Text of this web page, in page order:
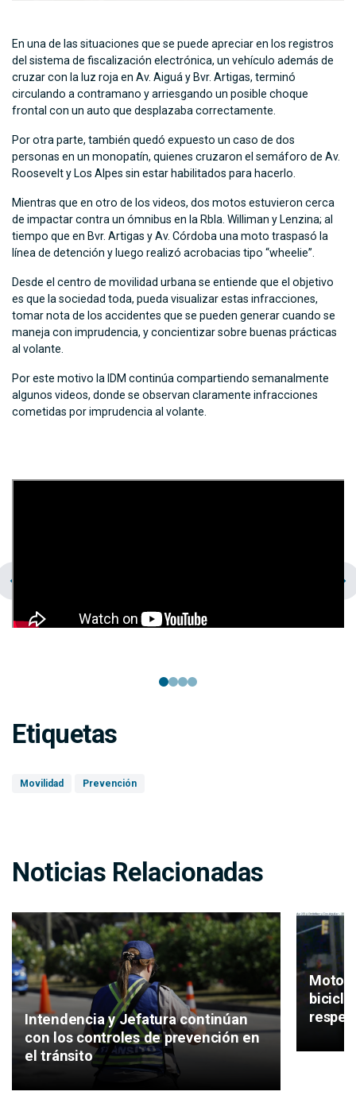
En una de las situaciones que se puede apreciar en los registros
del sistema de fiscalización electrónica, un vehículo además de
cruzar con la luz roja en Av. Aiguá y Bvr. Artigas, terminó
circulando a contramano y arriesgando un posible choque
frontal con un auto que desplazaba correctamente.
Por otra parte, también quedó expuesto un caso de dos
personas en un monopatín, quienes cruzaron el semáforo de Av.
Roosevelt y Los Alpes sin estar habilitados para hacerlo.
Mientras que en otro de los videos, dos motos estuvieron cerca
de impactar contra un ómnibus en la Rbla. Williman y Lenzina; al
tiempo que en Bvr. Artigas y Av. Córdoba una moto traspasó la
línea de detención y luego realizó acrobacias tipo “wheelie”.
Desde el centro de movilidad urbana se entiende que el objetivo
es que la sociedad toda, pueda visualizar estas infracciones,
tomar nota de los accidentes que se pueden generar cuando se
maneja con imprudencia, y concientizar sobre buenas prácticas
al volante.
Por este motivo la IDM continúa compartiendo semanalmente
algunos videos, donde se observan claramente infracciones
cometidas por imprudencia al volante.
chevron_left navigate_next
Etiquetas
Movilidad Prevención
Noticias Relacionadas
Intendencia y Jefatura continúan
con los controles de prevención en
el tránsito